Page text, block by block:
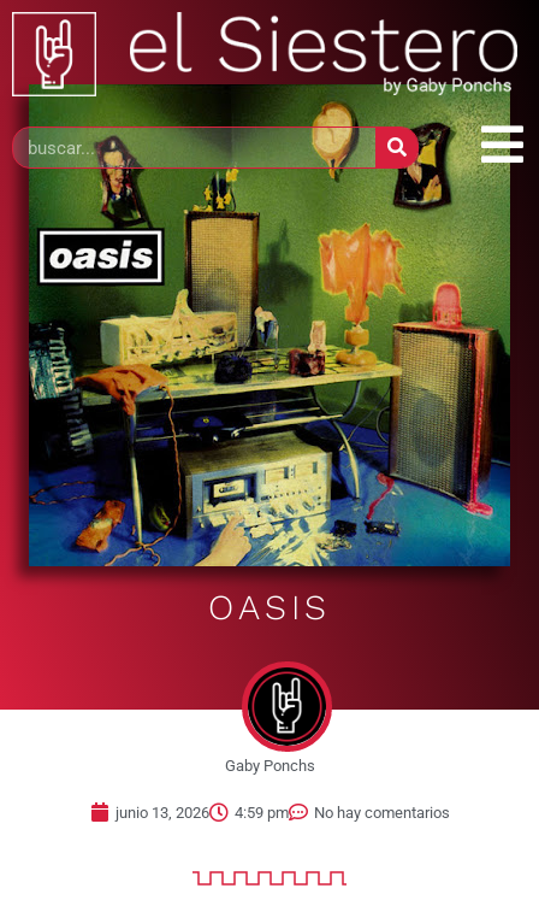
OASIS
Gaby Ponchs
junio 13, 2026 4:59 pm No hay comentarios